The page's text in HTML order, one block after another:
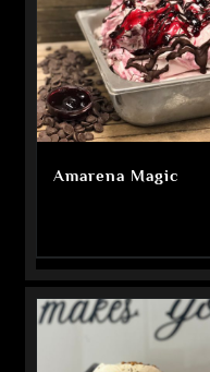
Amarena Magic